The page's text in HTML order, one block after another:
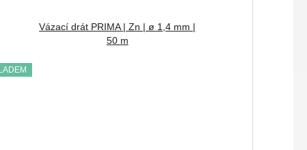
Vázací drát PRIMA | Zn | ø 1,4 mm |
50 m